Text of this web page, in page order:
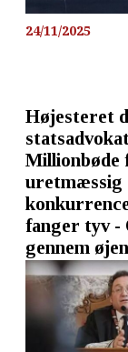
24/11/2025
Højesteret
Millionbøde
uretmæssig
fanger tyv -
gennem